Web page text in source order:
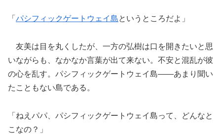
「 パシフィックゲートウェイ島というところだよ」
友美は目を丸くしたが、一方の弘樹は口を開きたいと思
いながらも、なかなか言葉が出て来ない。不安と混乱が彼
の心を乱す。パシフィックゲートウェイ島――あまり聞い
たこともない島である。
「ねえパパ、パシフィックゲートウェイ島って、どんなと
こなの？」